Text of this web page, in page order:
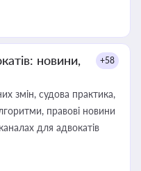
новини,
+58
змін, судова практика,
правові новини
для адвокатів